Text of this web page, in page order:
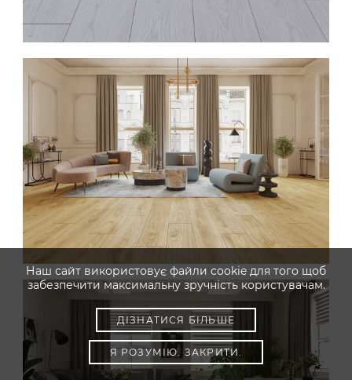
Наш сайт використовує файли cookie для того щоб
забезпечити максимальну зручність користувачам.
ДІЗНАТИСЯ БІЛЬШЕ
Я РОЗУМІЮ. ЗАКРИТИ.